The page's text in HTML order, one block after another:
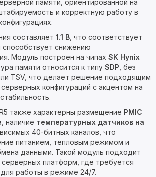
памяти, ориентированной на
и корректную работу в
составляет 1.1 В , что соответствует
способствует снижению
Модуль построен на чипах SK Hynix
памяти относится к типу SDP , без
TSV, что делает решение подходящим
конфигураций с акцентом на
также характерны размещение PMIC
, наличие температурных датчиков на
40-битных каналов, что
питанием, тепловым режимом и
данными. Такой модуль подходит
платформ, где требуется
работы в режиме 24/7.